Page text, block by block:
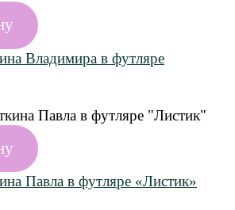
Владимира в футляре
Павла в футляре «Листик»